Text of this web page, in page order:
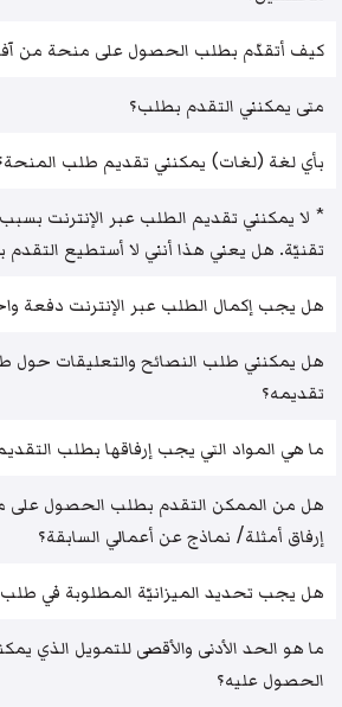
كيف أتقدّم بطلب الحصول على منحة من
متى يمكنني التقدم بطلب؟
بأي لغة (لغات) يمكنني تقديم طلب
* لا يمكنني تقديم الطلب عبر الإنترنت
تقنيّة. هل يعني هذا أنني لا أستطيع
هل يجب إكمال الطلب عبر الإنترنت دفعة
هل يمكنني طلب النصائح والتعليقات حول
تقديمه؟
ما هي المواد التي يجب إرفاقها بطلب
هل من الممكن التقدم بطلب الحصول على
إرفاق أمثلة/ نماذج عن أعمالي السابقة؟
هل يجب تحديد الميزانيّة المطلوبة في طلب
ما هو الحد الأدنى والأقصى للتمويل الذي
الحصول عليه؟